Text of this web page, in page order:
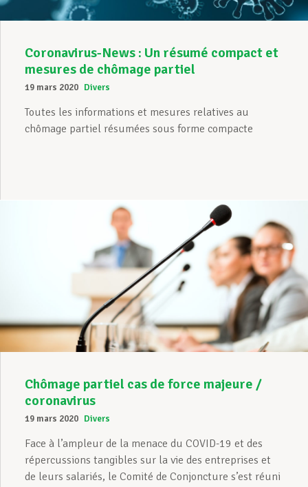
Coronavirus-News : Un résumé compact et
mesures de chômage partiel
19 mars 2020 Divers
Toutes les informations et mesures relatives au
chômage partiel résumées sous forme compacte
Chômage partiel cas de force majeure /
coronavirus
19 mars 2020 Divers
Face à l’ampleur de la menace du COVID-19 et des
répercussions tangibles sur la vie des entreprises et
de leurs salariés, le Comité de Conjoncture s’est réuni